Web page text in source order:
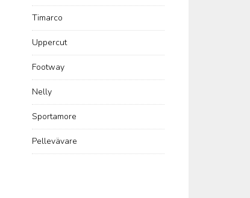
Timarco
Uppercut
Footway
Nelly
Sportamore
Pellevävare